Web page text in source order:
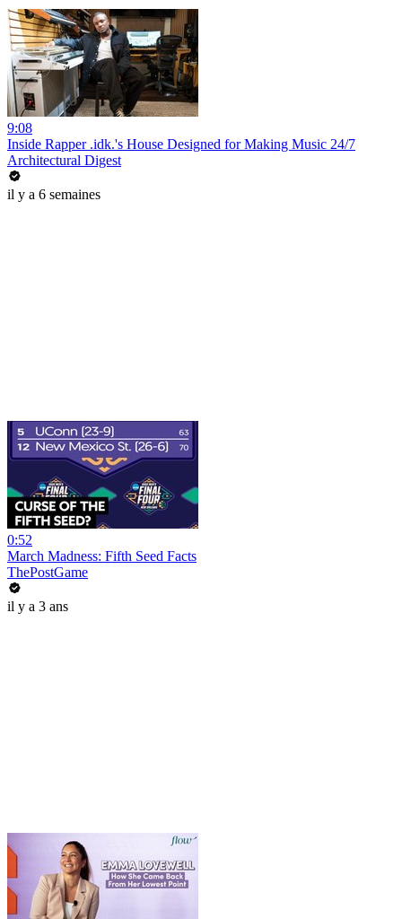
9:08
Inside Rapper .idk.'s House Designed for Making Music 24/7
Architectural Digest
il y a 6 semaines
0:52
March Madness: Fifth Seed Facts
ThePostGame
il y a 3 ans